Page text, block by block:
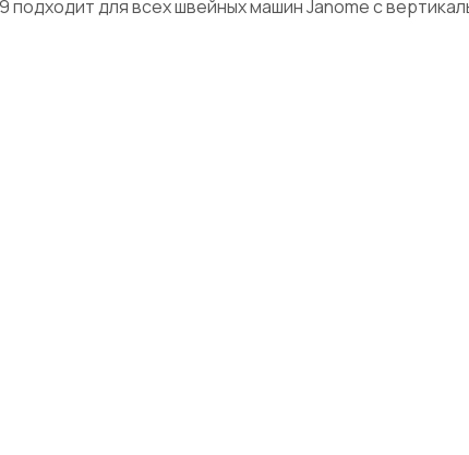
для всех швейных машин Janome с